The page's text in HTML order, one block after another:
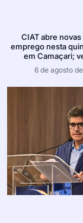
CIAT abre novas
emprego nesta
em Camaçari;
6 de agosto